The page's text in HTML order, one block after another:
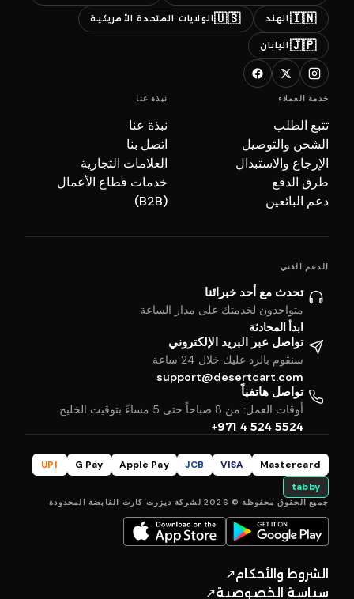
🇮🇳 الهند 🇺🇸الولايات المتحدة الأمريكية
🇯🇵 اليابان
خدمة العملاء
تتبع الطلب
الشحن والتوصيل
الإرجاع والاستبدال
طرق الدفع
دعم البائعين
نبذة عنا
نبذة عنا
اتصل بنا
العلامات التجارية
خدمات قطاع الأعمال
(B2B)
الدعم الفني
تحدث مع أحد خبرائنا
متواجدون لخدمتك على مدار الساعة
ابدأ المحادثة
تواصل عبر البريد الإلكتروني
سنقوم بالرد عليك خلال 24 ساعة
support@desertcart.com
تواصل هاتفياً
أوقات العمل: من 8 صباحاً حتى 5 مساءً بتوقيت الخليج
+971 4 524 5524
Mastercard
VISA
JCB
Apple Pay
G Pay
UPI
tabby
جميع الحقوق محفوظة © 2026 لشركة ديزرت كارت القابضة المحدودة
الشروط والأحكام↗
سياسة الخصوصية↗